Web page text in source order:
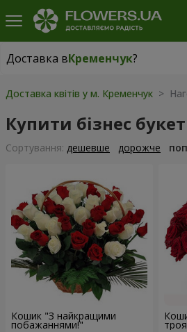
Доставка вКременчук?
Доставка вКременчук|
Доставка квітів у м. Кременчук >
Купити бізнес букет
Сортування: дешевше дорожче
Кошик "З найкращими
побажаннями!"